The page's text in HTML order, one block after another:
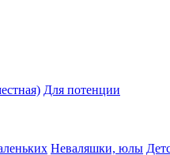
Для потенции
Неваляшки, юлы